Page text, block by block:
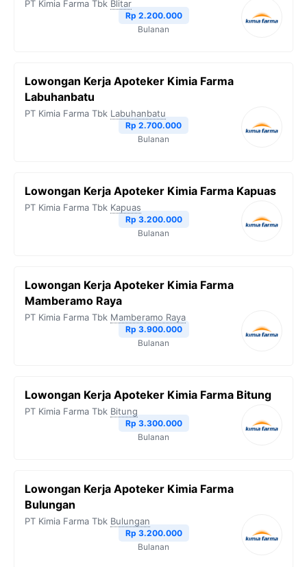
p
n
k
PT Kimia Farma Tbk Blitar
Rp 2.200.000
Bulanan
Lowongan Kerja Apoteker Kimia Farma
Labuhanbatu
PT Kimia Farma Tbk Labuhanbatu
Rp 2.700.000
Bulanan
Lowongan Kerja Apoteker Kimia Farma Kapuas
PT Kimia Farma Tbk Kapuas
Rp 3.200.000
Bulanan
Lowongan Kerja Apoteker Kimia Farma
Mamberamo Raya
PT Kimia Farma Tbk Mamberamo Raya
Rp 3.900.000
Bulanan
Lowongan Kerja Apoteker Kimia Farma Bitung
PT Kimia Farma Tbk Bitung
Rp 3.300.000
Bulanan
Lowongan Kerja Apoteker Kimia Farma
Bulungan
PT Kimia Farma Tbk Bulungan
Rp 3.200.000
Bulanan